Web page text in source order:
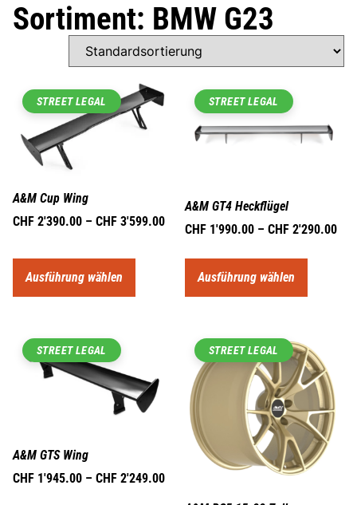
Sortiment: BMW G23
STREET LEGAL
A&M Cup Wing
CHF 2'390.00 – CHF 3'599.00
Ausführung wählen
STREET LEGAL
A&M GT4 Heckflügel
CHF 1'990.00 – CHF 2'290.00
Ausführung wählen
STREET LEGAL
A&M GTS Wing
CHF 1'945.00 – CHF 2'249.00
STREET LEGAL